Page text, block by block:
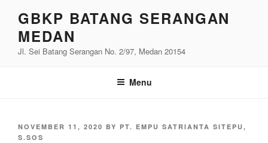
content
GBKP BATANG SERANGAN
MEDAN
Jl. Sei Batang Serangan No. 2/97, Medan 20154
Menu
POSTED
ON
NOVEMBER 11, 2020 BY PT. EMPU SATRIANTA SITEPU,
S.SOS